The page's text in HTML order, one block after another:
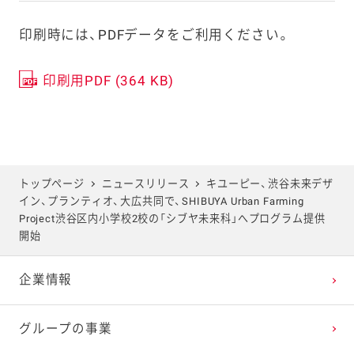
印刷時には、PDFデータをご利用ください。
印刷用PDF (364 KB)
トップページ ニュースリリース
キユーピー、渋谷未来デザ
イン、プランティオ、大広共同で、SHIBUYA Urban Farming
Project渋谷区内小学校2校の「シブヤ未来科」へプログラム提供
開始
企業情報
グループの事業